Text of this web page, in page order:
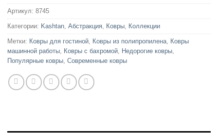
Артикул: 8745
Категории: Kashtan Абстракция Ковры Коллекции
Метки: Ковры для гостиной Ковры из полипропилена Ковры
машинной работы Ковры с бахромой Недорогие ковры
Популярные ковры Современные ковры